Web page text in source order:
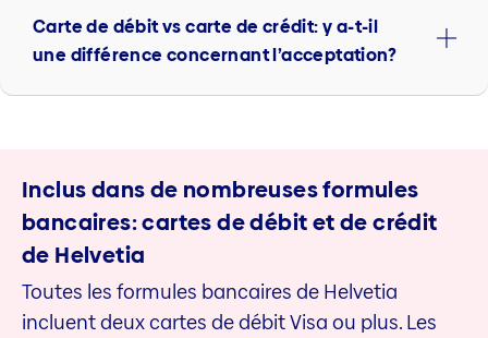
Carte de débit vs carte de crédit: y a-t-il
une différence concernant l’acceptation?
Inclus dans de nombreuses formules
bancaires: cartes de débit et de crédit
de Helvetia
Toutes les formules bancaires de Helvetia
incluent deux cartes de débit Visa ou plus. Les